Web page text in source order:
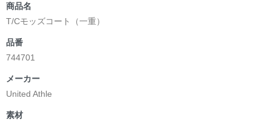
商品名
T/Cモッズコート（一重）
品番
744701
メーカー
United Athle
素材